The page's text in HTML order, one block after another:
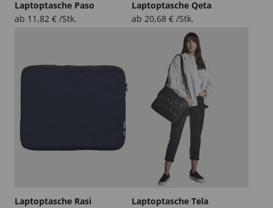
Laptoptasche Paso
ab 11,82 € /Stk.
Laptoptasche Qeta
ab 20,68 € /Stk.
Laptoptasche Rasi Laptoptasche Tela